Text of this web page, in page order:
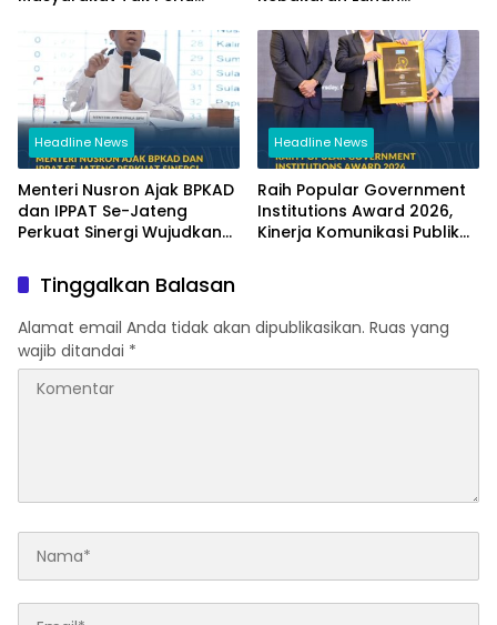
Pertanahan
Headline News
Menteri Nusron Ajak BPKAD
dan IPPAT Se-Jateng
Perkuat Sinergi Wujudkan
Pertanahan
Headline News
Raih Popular Government
Institutions Award 2026,
Kinerja Komunikasi Publik
Tinggalkan Balasan
Alamat email Anda tidak akan dipublikasikan. Ruas yang
wajib ditandai *